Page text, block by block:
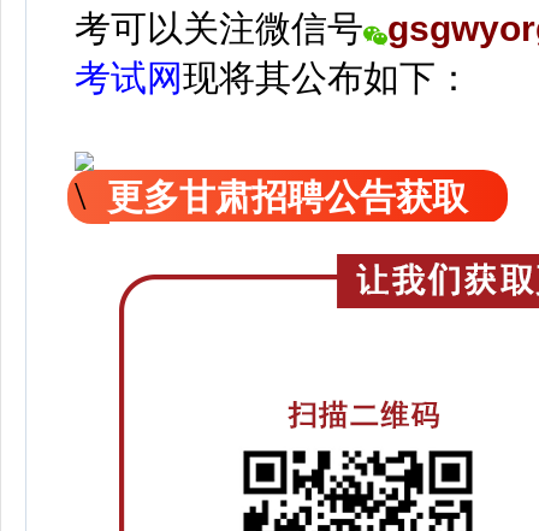
考可以关注微信号
考试网现将其公布如下：
更多甘肃招聘公告获取